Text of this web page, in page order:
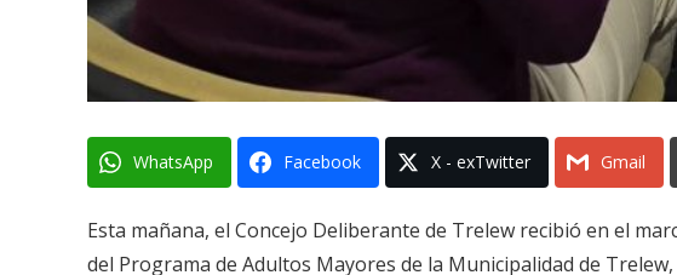
WhatsApp Facebook X - exTwitter Gmail
Esta mañana, el Concejo Deliberante de Trelew recibió en el
del Programa de Adultos Mayores de la Municipalidad de